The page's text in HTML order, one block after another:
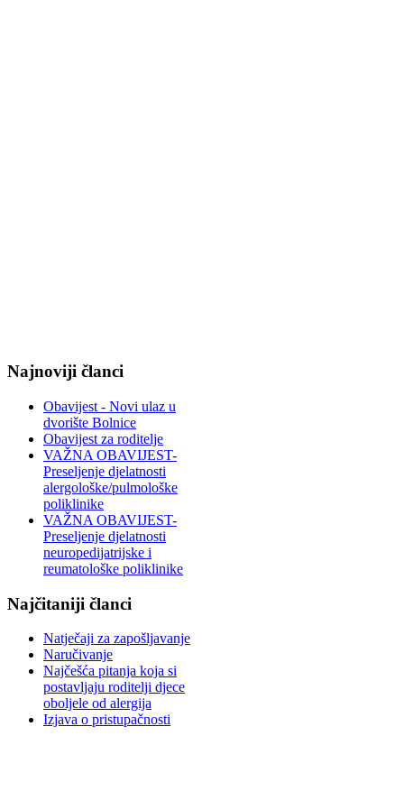
Najnoviji članci
Obavijest - Novi ulaz u
dvorište Bolnice
Obavijest za roditelje
VAŽNA OBAVIJEST-
Preseljenje djelatnosti
alergološke/pulmološke
poliklinike
VAŽNA OBAVIJEST-
Preseljenje djelatnosti
neuropedijatrijske i
reumatološke poliklinike
Najčitaniji članci
Natječaji za zapošljavanje
Naručivanje
Najčešća pitanja koja si
postavljaju roditelji djece
oboljele od alergija
Izjava o pristupačnosti